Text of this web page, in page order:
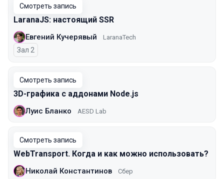
Смотреть запись
LaranaJS: настоящий SSR
Евгений Кучерявый LaranaTech
Зал 2
Смотреть запись
3D-графика с аддонами Node.js
Луис Бланко AESD Lab
Смотреть запись
WebTransport. Когда и как можно использовать?
Николай Константинов Сбер